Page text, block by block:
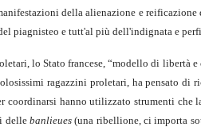
della alienazione e
piagnisteo e tutt'al più dell'indignata e
lo Stato francese, “modello di libertà e
ragazzini proletari, ha pensato di
hanno utilizzato strumenti che
delle banlieues (una ribellione, ci importa